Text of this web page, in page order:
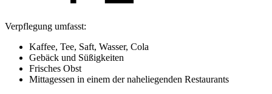
Verpflegung umfasst:
Kaffee, Tee, Saft, Wasser, Cola
Gebäck und Süßigkeiten
Frisches Obst
Mittagessen in einem der naheliegenden Restaurants